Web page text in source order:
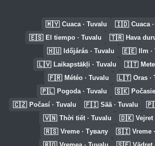
🇲🇾 Cuaca · Tuvalu 🇮🇩 Cuaca
🇪🇸 El tiempo · Tuvalu 🇹🇷 Hava
🇭🇺 Időjárás · Tuvalu 🇪🇪 Ilm
🇱🇻 Laikapstākļi · Tuvalu 🇮🇹
🇫🇷 Météo · Tuvalu 🇱🇹 Oras ·
🇵🇱 Pogoda · Tuvalu 🇸🇰
🇨🇿 Počasí · Tuvalu 🇫🇮 Sää · Tuvalu
🇻🇳 Thời tiết · Tuvalu 🇩🇰 Vejret
🇷🇸 Vreme · Тувалу 🇸🇮 Vreme